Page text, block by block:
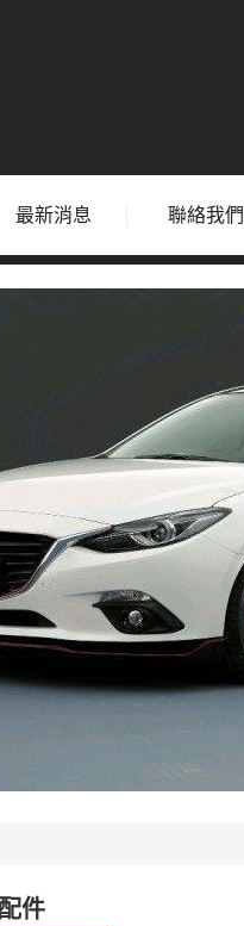
最新消息 聯絡我們
件